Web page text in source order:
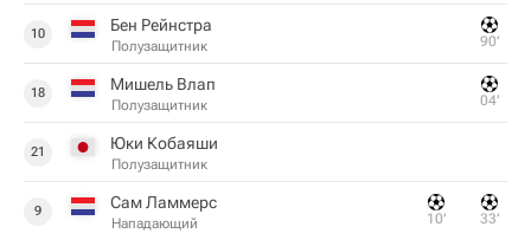
10 Бен Рейнстра
Полузащитник 90‎’‎
18 Мишель Влап
Полузащитник 04‎’‎
21 Юки Кобаяши
Полузащитник
9 Сам Ламмерс
Нападающий 10‎’‎ 33‎’‎